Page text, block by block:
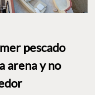
pescado
arena y no